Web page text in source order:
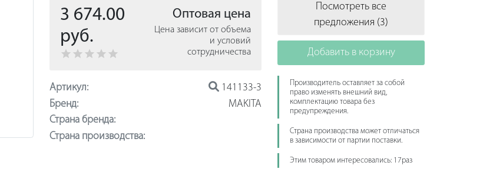
3 674.00
руб.
Оптовая цена
Цена зависит от объема
и условий
сотрудничества
Артикул:
141133-3
Бренд:
MAKITA
Страна бренда:
Страна производства:
Посмотреть все
предложения (3)
Добавить в корзину
Производитель оставляет за собой
право изменять внешний вид,
комплектацию товара без
предупреждения.
Страна производства может отличаться
в зависимости от партии поставки.
Этим товаром интересовались: 17раз